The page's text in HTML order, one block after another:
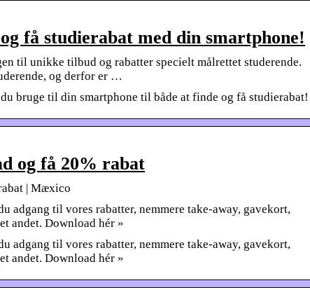
få studierabat med din smartphone!
til unikke tilbud og rabatter specielt målrettet studerende.
og derfor er …
bruge til din smartphone til både at finde og få studierabat!
og få 20% rabat
| Mæxico
adgang til vores rabatter, nemmere take-away, gavekort,
andet. Download hér »
adgang til vores rabatter, nemmere take-away, gavekort,
andet. Download hér »